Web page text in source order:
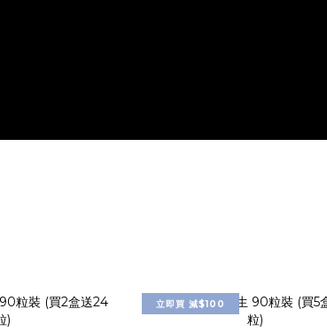
立即買 減$100